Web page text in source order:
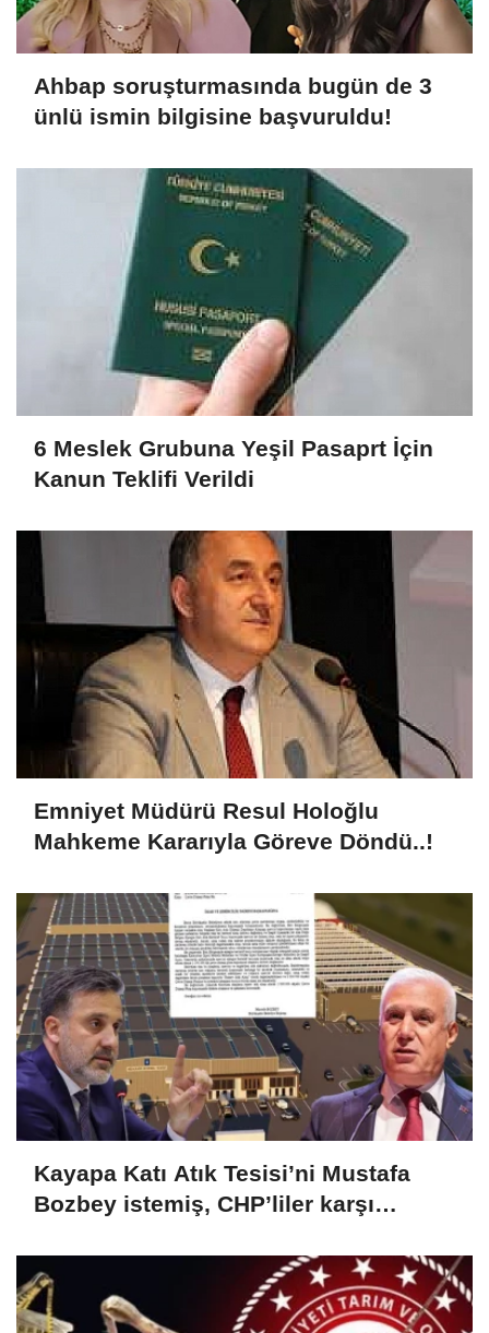
Ahbap soruşturmasında bugün de 3
ünlü ismin bilgisine başvuruldu!
6 Meslek Grubuna Yeşil Pasaprt İçin
Kanun Teklifi Verildi
Emniyet Müdürü Resul Holoğlu
Mahkeme Kararıyla Göreve Döndü..!
Kayapa Katı Atık Tesisi’ni Mustafa
Bozbey istemiş, CHP’liler karşı